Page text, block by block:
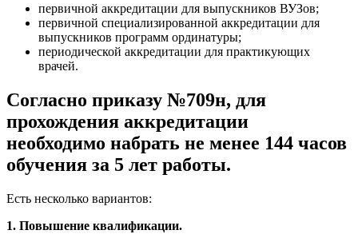
первичной аккредитации для выпускников ВУЗов;
первичной специализированной аккредитации для
выпускников программ ординатуры;
периодической аккредитации для практикующих
врачей.
Согласно приказу №709н, для
прохождения аккредитации
необходимо набрать не менее 144 часов
обучения за 5 лет работы.
Есть несколько вариантов:
1. Повышение квалификации.